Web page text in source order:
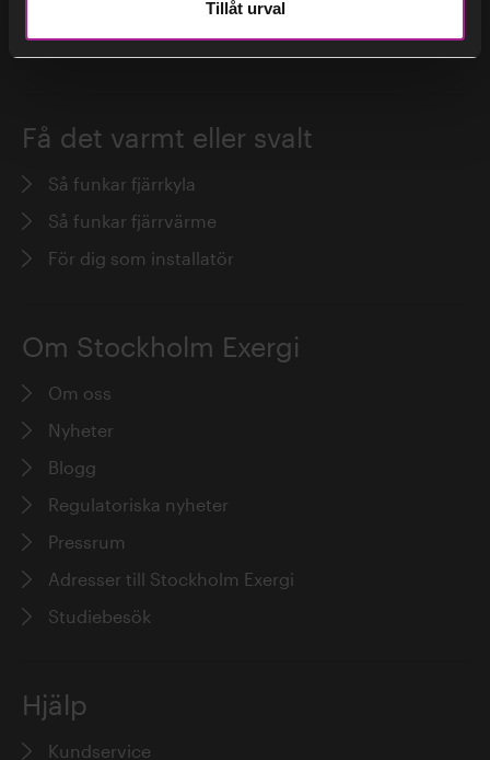
Tillåt urval
Få det varmt eller svalt
Så funkar fjärrkyla
Så funkar fjärrvärme
För dig som installatör
Om Stockholm Exergi
Om oss
Nyheter
Blogg
Regulatoriska nyheter
Pressrum
Adresser till Stockholm Exergi
Studiebesök
Hjälp
Kundservice